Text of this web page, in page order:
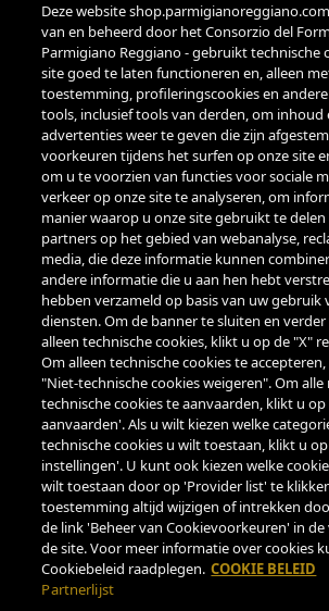
PRIVACYBELEID
COOKIEBELEID
AANGEPASTE INSTELLINGEN
REGLEMENT LOYALITEITSPROGRAMMA
VOORWAARDEN VOOR GEBRUIK VAN
BETALINGEN
ONDERSTEUNING
LUN-VEN 9.00-18.00
TELEFOON
+39 0522122122
EMAIL
Deze website
van en beheerd door het Consorzio del
Parmigiano Reggiano - gebruikt technische
site goed te laten functioneren en, alleen
toestemming, profileringscookies en
tools, inclusief tools van derden, om inhoud
advertenties weer te geven die zijn
voorkeuren tijdens het surfen op onze site
om u te voorzien van functies voor sociale
verkeer op onze site te analyseren, om
manier waarop u onze site gebruikt te
partners op het gebied van webanalyse,
media, die deze informatie kunnen
andere informatie die u aan hen hebt
hebben verzameld op basis van uw gebruik
diensten. Om de banner te sluiten en
alleen technische cookies, klikt u op de "X"
Om alleen technische cookies te
"Niet-technische cookies weigeren". Om alle
technische cookies te aanvaarden, klikt u op
aanvaarden'. Als u wilt kiezen welke
technische cookies u wilt toestaan, klikt u
instellingen'. U kunt ook kiezen welke
wilt toestaan door op 'Provider list' te
toestemming altijd wijzigen of intrekken
de link 'Beheer van Cookievoorkeuren' in
de site. Voor meer informatie over cookies
Cookiebeleid raadplegen. COOKIE BELEID
Partnerlijst